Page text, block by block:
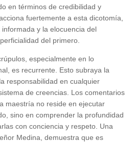
en términos de credibilidad y
fuertemente a esta dicotomía,
y la elocuencia del
del primero.
especialmente en lo
es recurrente. Esto subraya la
responsabilidad en cualquier
de creencias. Los comentarios
maestría no reside en ejecutar
sino en comprender la profundidad
con conciencia y respeto. Una
Medina, demuestra que es